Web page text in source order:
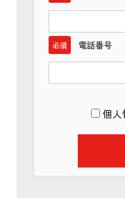
必須 電話番号
個人